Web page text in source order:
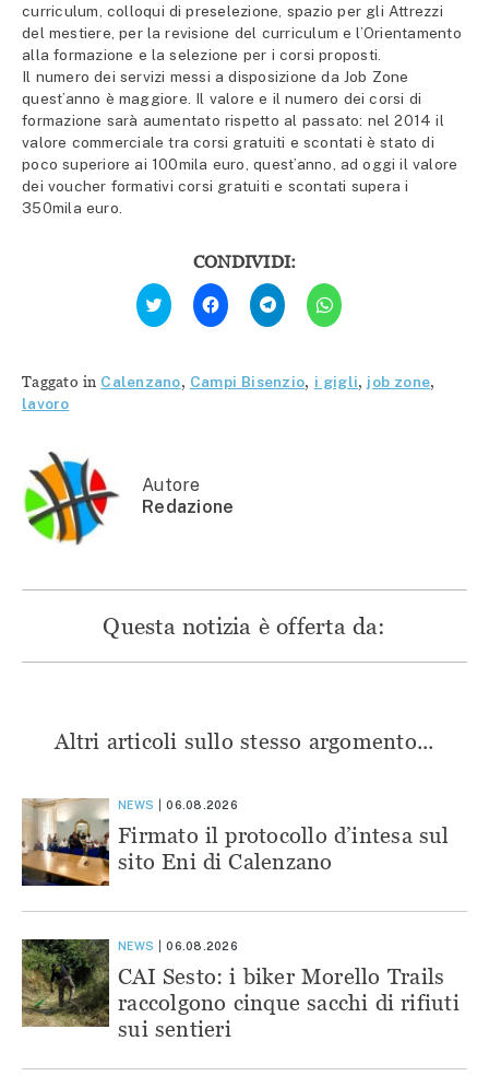
curriculum, colloqui di preselezione, spazio per gli Attrezzi
del mestiere, per la revisione del curriculum e l’Orientamento
alla formazione e la selezione per i corsi proposti.
Il numero dei servizi messi a disposizione da Job Zone
quest’anno è maggiore. Il valore e il numero dei corsi di
formazione sarà aumentato rispetto al passato: nel 2014 il
valore commerciale tra corsi gratuiti e scontati è stato di
poco superiore ai 100mila euro, quest’anno, ad oggi il valore
dei voucher formativi corsi gratuiti e scontati supera i
350mila euro.
CONDIVIDI:
Fai
clic
qui
Twitter
(Si
Fai
clic
per
condividere
(Si
apre
Fai
clic
per
condividere
(Si
apre
Fai
clic
per
(Si
apre
Taggato in Calenzano, Campi Bisenzio, i gigli, job zone,
lavoro
Autore
Redazione
Questa notizia è offerta da:
Altri articoli sullo stesso argomento...
NEWS 06.08.2026
Firmato il protocollo d’intesa sul
sito Eni di Calenzano
NEWS 06.08.2026
CAI Sesto: i biker Morello Trails
raccolgono cinque sacchi di rifiuti
sui sentieri